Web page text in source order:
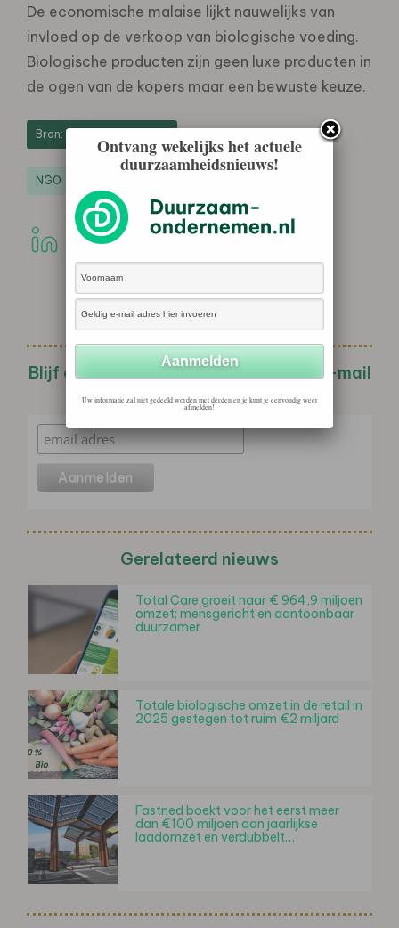
De economische malaise lijkt nauwelijks van
invloed op de verkoop van biologische voeding.
Biologische producten zijn geen luxe producten in
de ogen van de kopers maar een bewuste keuze.
Bron: Platform Biologica
NGO
Blijf op de hoogte met de wekelijkse e-mail
Gerelateerd nieuws
Total Care groeit naar € 964,9 miljoen
omzet; mensgericht en aantoonbaar
duurzamer
Totale biologische omzet in de retail in
2025 gestegen tot ruim €2 miljard
Fastned boekt voor het eerst meer
dan €100 miljoen aan jaarlijkse
laadomzet en verdubbelt…
Ontvang wekelijks het actuele
duurzaamheidsnieuws!
Uw informatie zal niet gedeeld worden met derden en je kunt je eenvoudig weer
afmelden!